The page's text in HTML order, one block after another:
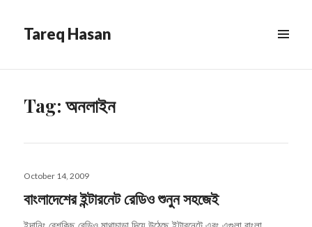
Tareq Hasan
WIDGETS
Tag:অনলাইন
Posted
October 14, 2009
বাংলাদেশের ইন্টারনেট রেডিও শুনুন সহজেই